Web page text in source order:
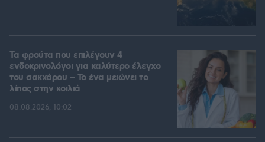
Τα φρούτα που επιλέγουν 4
ενδοκρινολόγοι για καλύτερο έλεγχο
του σακχάρου – Το ένα μειώνει το
λίπος στην κοιλιά
08.08.2026, 10:02